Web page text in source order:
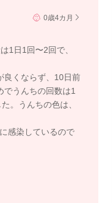
0歳4カ月
1日1回〜2回で、
良くならず、10日前
うんちの回数は1
。うんちの色は、
感染しているので